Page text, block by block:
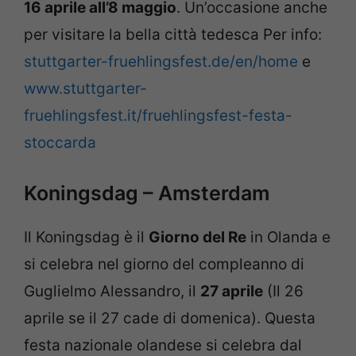
16 aprile all’8 maggio. Un’occasione anche
per visitare la bella città tedesca Per info:
stuttgarter-fruehlingsfest.de/en/home e
www.stuttgarter-
fruehlingsfest.it/fruehlingsfest-festa-
stoccarda
Koningsdag – Amsterdam
Il Koningsdag è il Giorno del Re in Olanda e
si celebra nel giorno del compleanno di
Guglielmo Alessandro, il 27 aprile (Il 26
aprile se il 27 cade di domenica). Questa
festa nazionale olandese si celebra dal